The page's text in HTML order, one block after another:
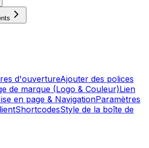
d'ouvertureAjouter des polices
de marque (Logo & Couleur)Lien
en page & NavigationParamètres
ShortcodesStyle de la boîte de